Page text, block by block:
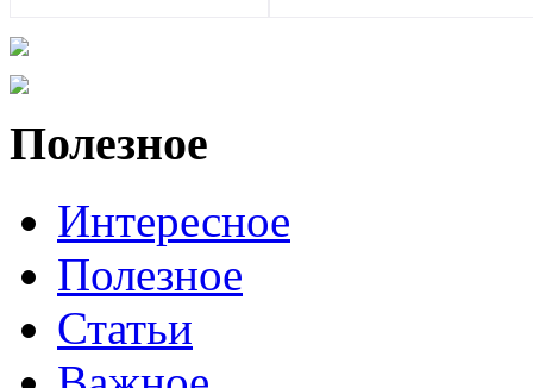
Полезное
Интересное
Полезное
Статьи